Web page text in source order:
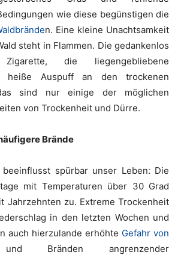
wie diese begünstigen die
n. Eine kleine Unachtsamkeit
steht in Flammen. Die gedankenlos
Zigarette, die liegengebliebene
heiße Auspuff an den trockenen
sind nur einige der möglichen
von Trockenheit und Dürre.
Brände
beeinflusst spürbar unser Leben: Die
mit Temperaturen über 30 Grad
Jahrzehnten zu. Extreme Trockenheit
in den letzten Wochen und
auch hierzulande erhöhte Gefahr von
Bränden angrenzender